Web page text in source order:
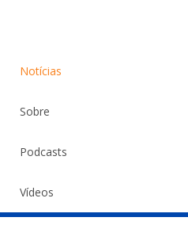
Notícias
Sobre
Podcasts
Vídeos